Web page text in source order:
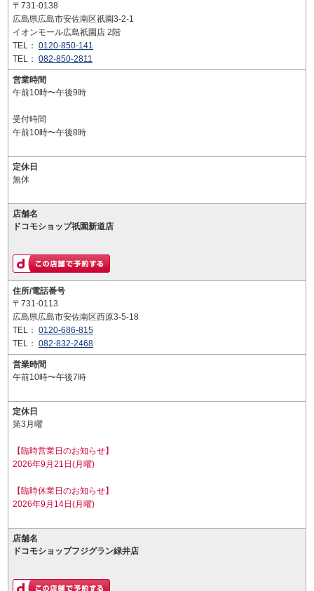
〒731-0138
広島県広島市安佐南区祇園3-2-1
イオンモール広島祇園店 2階
TEL： 0120-850-141
TEL： 082-850-2811
営業時間
午前10時〜午後9時
受付時間
午前10時〜午後8時
定休日
無休
店舗名
ドコモショップ祇園新道店
住所/電話番号
〒731-0113
広島県広島市安佐南区西原3-5-18
TEL： 0120-686-815
TEL： 082-832-2468
営業時間
午前10時〜午後7時
定休日
第3月曜
【臨時営業日のお知らせ】
2026年9月21日(月曜)
【臨時休業日のお知らせ】
2026年9月14日(月曜)
店舗名
ドコモショップフジグラン緑井店